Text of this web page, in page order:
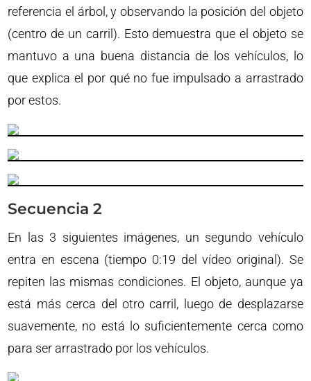
referencia el árbol, y observando la posición del objeto
(centro de un carril). Esto demuestra que el objeto se
mantuvo a una buena distancia de los vehículos, lo
que explica el por qué no fue impulsado a arrastrado
por estos.
Secuencia 2
En las 3 siguientes imágenes, un segundo vehículo
entra en escena (tiempo 0:19 del vídeo original). Se
repiten las mismas condiciones. El objeto, aunque ya
está más cerca del otro carril, luego de desplazarse
suavemente, no está lo suficientemente cerca como
para ser arrastrado por los vehículos.